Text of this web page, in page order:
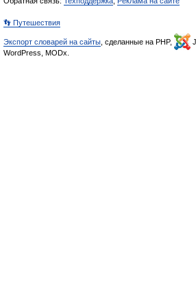
👣 Путешествия
Экспорт словарей на сайты , сделанные на PHP,
WordPress, MODx.